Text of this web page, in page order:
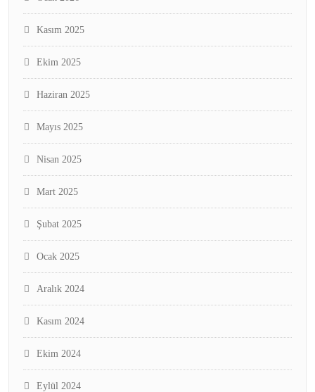
Kasım 2025
Ekim 2025
Haziran 2025
Mayıs 2025
Nisan 2025
Mart 2025
Şubat 2025
Ocak 2025
Aralık 2024
Kasım 2024
Ekim 2024
Eylül 2024